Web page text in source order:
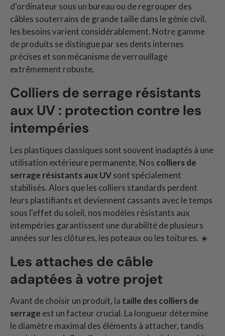
d'ordinateur sous un bureau ou de regrouper des
câbles souterrains de grande taille dans le génie civil,
les besoins varient considérablement. Notre gamme
de produits se distingue par ses dents internes
précises et son mécanisme de verrouillage
extrêmement robuste.
Colliers de serrage résistants
aux UV : protection contre les
intempéries
Les plastiques classiques sont souvent inadaptés à une
utilisation extérieure permanente. Nos colliers de
serrage résistants aux UVsont spécialement
stabilisés. Alors que les colliers standards perdent
leurs plastifiants et deviennent cassants avec le temps
sous l'effet du soleil, nos modèles résistants aux
intempéries garantissent une durabilité de plusieurs
années sur les clôtures, les poteaux ou les toitures. ☀️
Les attaches de câble
adaptées à votre projet
Avant de choisir un produit, la taille des colliers de
serrage est un facteur crucial. La longueur détermine
le diamètre maximal des éléments à attacher, tandis